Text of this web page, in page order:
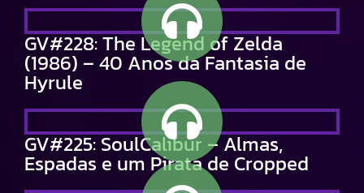
GV#228: The Legend of Zelda
(1986) – 40 Anos da Fantasia de
Hyrule
GV#225: SoulCalibur – Almas,
Espadas e um Pirata de Cropped